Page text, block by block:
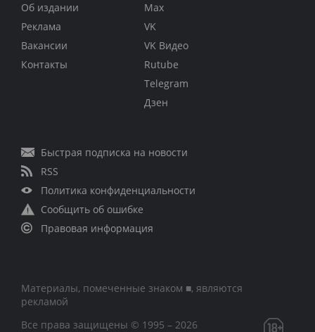
Об издании
Реклама
Вакансии
Контакты
Max
VK
VK Видео
Rutube
Telegram
Дзен
Быстрая подписка на новости
RSS
Политика конфиденциальности
Сообщить об ошибке
Правовая информация
Материалы, помеченные знаком ■, являются
рекламой
Все права защищены © 1995 – 2026